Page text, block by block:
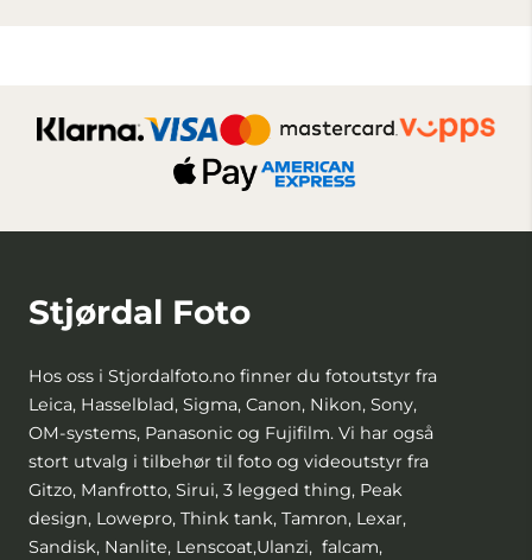
Stjørdal Foto
Hos oss i Stjordalfoto.no finner du fotoutstyr fra
Leica, Hasselblad, Sigma, Canon, Nikon, Sony,
OM-systems, Panasonic og Fujifilm. Vi har også
stort utvalg i tilbehør til foto og videoutstyr fra
Gitzo, Manfrotto, Sirui, 3 legged thing, Peak
design, Lowepro, Think tank, Tamron, Lexar,
Sandisk, Nanlite, Lenscoat,Ulanzi, falcam,